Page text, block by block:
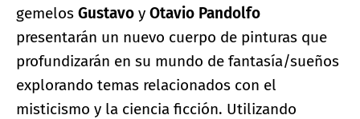
gemelos Gustavo y Otavio Pandolfo
presentarán un nuevo cuerpo de pinturas que
profundizarán en su mundo de fantasía/sueños
explorando temas relacionados con el
misticismo y la ciencia ficción. Utilizando